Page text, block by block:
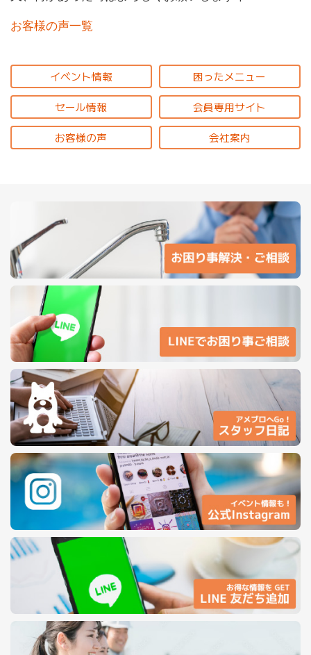
お客様の声一覧
イベント情報 困ったメニュー
セール情報 会員専用サイト
お客様の声 会社案内